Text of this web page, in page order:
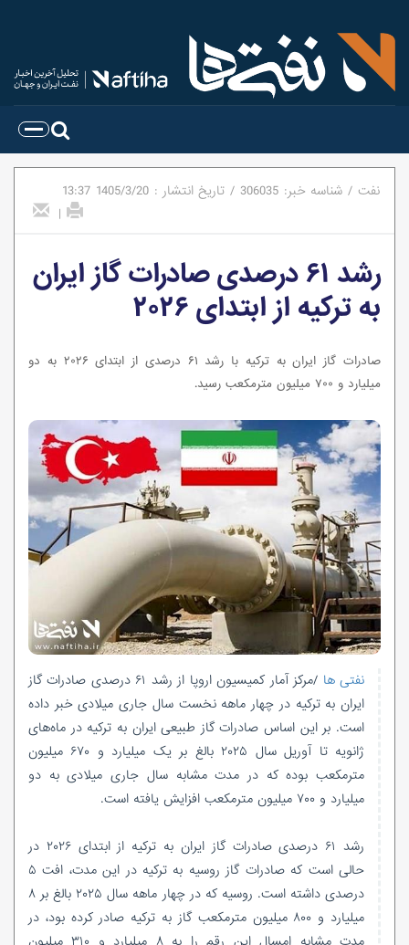
نفت / شناسه خبر: 306035
/ تاریخ انتشار : 1405/3/20
13:37
|
رشد ۶۱ درصدی صادرات گاز ایران
به ترکیه از ابتدای ۲۰۲۶
صادرات گاز ایران به ترکیه با رشد ۶۱ درصدی از ابتدای ۲۰۲۶ به دو
میلیارد و ۷۰۰ میلیون مترمکعب رسید.
نفتی ها
/مرکز آمار کمیسیون اروپا از رشد ۶۱ درصدی صادرات گاز
ایران به ترکیه در چهار ماهه نخست سال جاری میلادی خبر داده
است. بر این اساس صادرات گاز طبیعی ایران به ترکیه در ماه‌های
ژانویه تا آوریل سال ۲۰۲۵ بالغ بر یک میلیارد و ۶۷۰ میلیون
مترمکعب بوده که در مدت مشابه سال جاری میلادی به دو
میلیارد و ۷۰۰ میلیون مترمکعب افزایش یافته است.
رشد ۶۱ درصدی صادرات گاز ایران به ترکیه از ابتدای ۲۰۲۶ در
حالی است که صادرات گاز روسیه به ترکیه در این مدت، افت ۵
درصدی داشته است. روسیه که در چهار ماهه سال ۲۰۲۵ بالغ بر ۸
میلیارد و ۸۰۰ میلیون مترمکعب گاز به ترکیه صادر کرده بود، در